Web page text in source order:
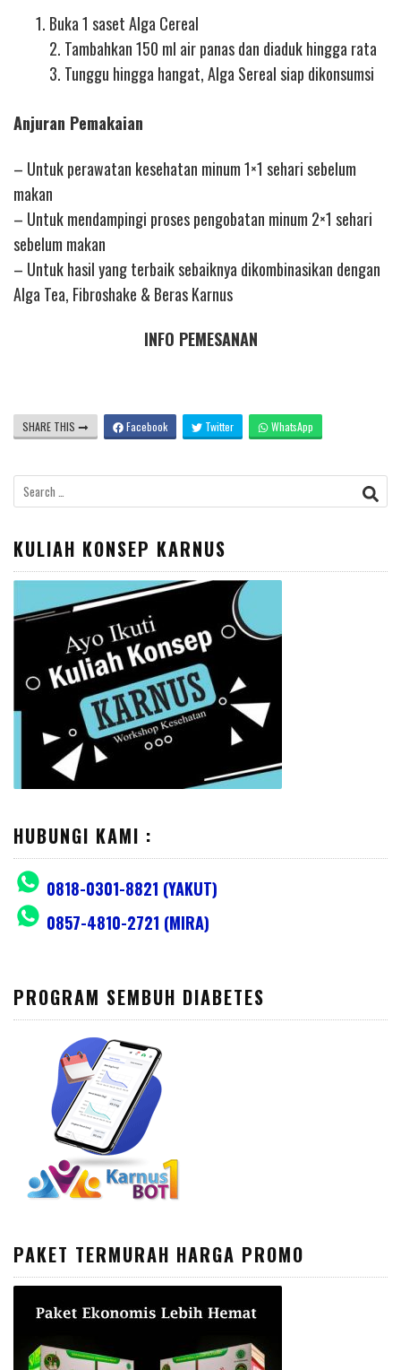
Buka 1 saset Alga Cereal
2. Tambahkan 150 ml air panas dan diaduk hingga rata
3. Tunggu hingga hangat, Alga Sereal siap dikonsumsi
Anjuran Pemakaian
– Untuk perawatan kesehatan minum 1×1 sehari sebelum
makan
– Untuk mendampingi proses pengobatan minum 2×1 sehari
sebelum makan
– Untuk hasil yang terbaik sebaiknya dikombinasikan dengan
Alga Tea, Fibroshake & Beras Karnus
INFO PEMESANAN
SHARE THIS Facebook Twitter WhatsApp
Search
for:
KULIAH KONSEP KARNUS
HUBUNGI KAMI :
0818-0301-8821 (YAKUT)
0857-4810-2721 (MIRA)
PROGRAM SEMBUH DIABETES
PAKET TERMURAH HARGA PROMO